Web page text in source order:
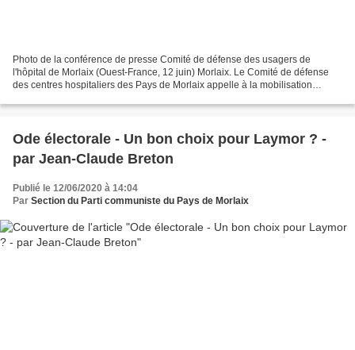
Photo de la conférence de presse Comité de défense des usagers de
l'hôpital de Morlaix (Ouest-France, 12 juin) Morlaix. Le Comité de défense
des centres hospitaliers des Pays de Morlaix appelle à la mobilisation
defense-des-centres-hospitaliers-des-pays-de-morlaix-appelle-la-
Ode électorale - Un bon choix pour Laymor ? -
par Jean-Claude Breton
Publié le 12/06/2020 à 14:04
Par Section du Parti communiste du Pays de Morlaix